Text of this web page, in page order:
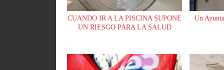
CUANDO IR A LA PISCINA SUPONE
UN RIESGO PARA LA SALUD
Un